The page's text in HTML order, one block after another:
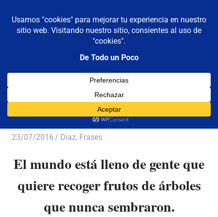
contenido
De todo un poco
Reflexiones,
Viajes
MENÚ
De Díaz
23/07/2016 Luis Castellanos
Diaz, Frases
El mundo está lleno de gente que
quiere recoger frutos de árboles
que nunca sembraron.